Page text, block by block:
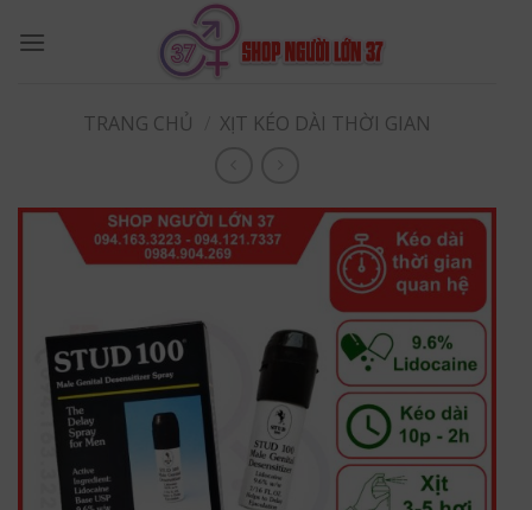
TRANG CHỦ
XỊT KÉO DÀI THỜI GIAN